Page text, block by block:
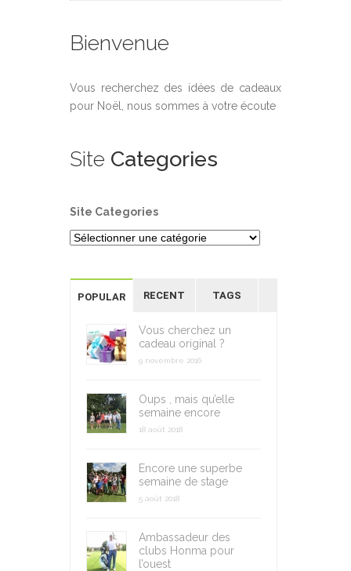
Bienvenue
Vous recherchez des idées de cadeaux
pour Noël, nous sommes à votre écoute
Site Categories
Site Categories
POPULAR RECENT TAGS
Vous cherchez un
cadeau original ?
9 novembre 2016
Oups , mais qu’elle
semaine encore
18 août 2018
Encore une superbe
semaine de stage
5 août 2018
Ambassadeur des
clubs Honma pour
l’ouest